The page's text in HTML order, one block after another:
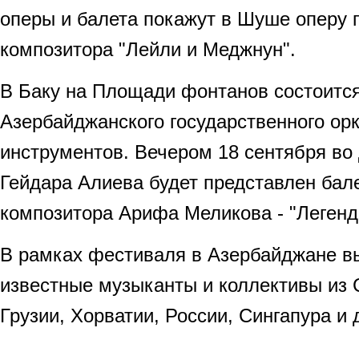
оперы и балета покажут в Шуше оперу
композитора "Лейли и Меджнун".
В Баку на Площади фонтанов
Азербайджанского государственного
инструментов. Вечером 18 сентября
Гейдара Алиева будет представлен
композитора Арифа Меликова -
В рамках фестиваля в Азербайджане
известные музыканты и коллективы
Грузии, Хорватии, России, Сингапура и